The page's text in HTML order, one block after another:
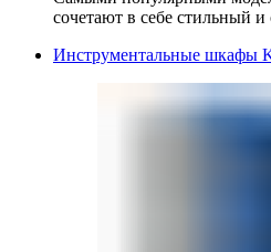
сочетают в себе стильный
Инструментальные шкафы